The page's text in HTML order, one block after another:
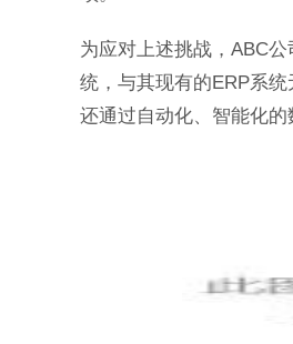
为应对上述挑战，ABC
统，与其现有的ERP系
还通过自动化、智能化的